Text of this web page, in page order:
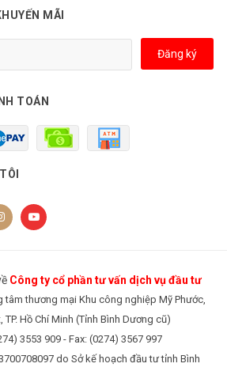
MÃI
Đăng ký
TOÁN
Công ty cổ phần tư vấn dịch vụ đầu tư
tâm thương mại Khu công nghiệp Mỹ Phước,
TP. Hồ Chí Minh (Tỉnh Bình Dương cũ)
3553 909 - Fax: (0274) 3567 997
do Sở kế hoạch đầu tư tỉnh Bình